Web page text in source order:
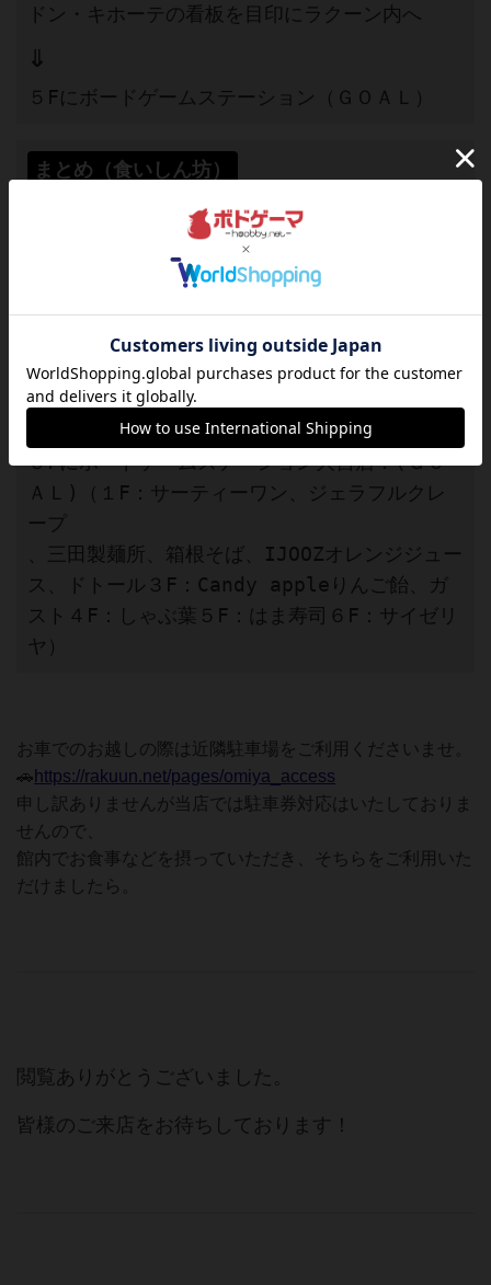
ドン・キホーテの看板を目印にラクーン内へ
⇓
５Fにボードゲームステーション（ＧＯＡＬ）
まとめ（食いしん坊）
大宮駅東口（美味い居酒屋とラーメン屋が多い）
に向かい、ワッフル屋「マネケン」に寄る気持ち
をグッと抑え、地上に降りたら「吉野家」を体の
右で感じつつ左方面へまっすぐ直進。
はま寿司の看板を目印にラクーン内へ
⇓
５Fにボードゲームステーション大宮店！(ＧＯ
ＡＬ)（１F：サーティーワン、ジェラフルクレ
ープ
、三田製麺所、箱根そば、IJOOZオレンジジュー
ス、ドトール３F：Candy appleりんご飴、ガ
スト４F：しゃぶ葉５F：はま寿司６F：サイゼリ
ヤ）
お車でのお越しの際は近隣駐車場をご利用くださいませ。
🚗 https://rakuun.net/pages/omiya_access
申し訳ありませんが当店では駐車券対応はいたしておりま
せんので、
館内でお食事などを摂っていただき、そちらをご利用いた
だけましたら。
閲覧ありがとうございました。
皆様のご来店をお待ちしております！